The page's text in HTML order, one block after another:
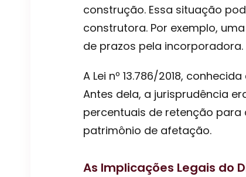
construção. Essa situação
construtora. Por exemplo,
de prazos pela incorporadora.
A Lei nº 13.786/2018,
Antes dela, a jurisprudência
percentuais de retenção
patrimônio de afetação.
As Implicações Legais do